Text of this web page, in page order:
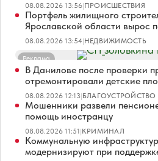
08.08.2026 13:56|ПРОИСШЕСТВИЯ
Портфель жилищного
Ярославской области вырос
08.08.2026 13:54|НЕДВИЖИМОСТЬ
Реклама
В Данилове после проверки
отремонтировали детские
08.08.2026 12:13|БЛАГОУСТРОЙСТВО
Мошенники развели
помощь иностранцу
08.08.2026 11:51|КРИМИНАЛ
Коммунальную
модернизируют при